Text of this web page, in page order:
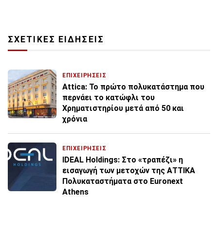
ΣΧΕΤΙΚΕΣ ΕΙΔΗΣΕΙΣ
ΕΠΙΧΕΙΡΗΣΕΙΣ
Attica: Το πρώτο πολυκατάστημα που
περνάει το κατώφλι του
Χρηματιστηρίου μετά από 50 και
χρόνια
ΕΠΙΧΕΙΡΗΣΕΙΣ
IDEAL Holdings: Στο «τραπέζι» η
εισαγωγή των μετοχών της ΑΤΤΙΚΑ
Πολυκαταστήματα στο Euronext
Athens